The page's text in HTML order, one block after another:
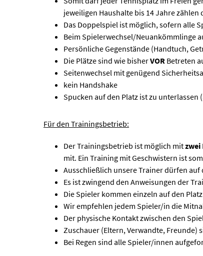
jeweiligen Haushalte bis 14 Jahre
Das Doppelspiel ist möglich, sofern alle
Beim Spielerwechsel/Neuankömmlinge
Persönliche Gegenstände (Handtuch,
Die Plätze sind wie bisherVOR Betreten
Seitenwechsel mit genügend
kein Handshake
Spucken auf den Platz ist zu
Für den Trainingsbetrieb:
Der Trainingsbetrieb ist möglich mitzwei
mit. Ein Training mit Geschwistern ist
Ausschließlich unsere Trainer dürfen auf
Es ist zwingend den Anweisungen der
Die Spieler kommen einzeln auf den Platz
Wir empfehlen jedem Spieler/in die
Der physische Kontakt zwischen den
Zuschauer (Eltern, Verwandte, Freunde)
Bei Regen sind alle Spieler/innen